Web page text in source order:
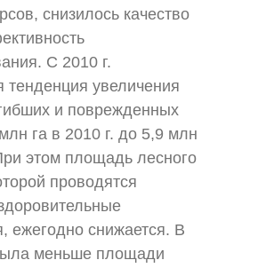
снизилось качество
С 2010 г.
тенденция увеличения
и поврежденных
га в 2010 г. до 5,9 млн
этом площадь лесного
проводятся
ежегодно снижается. В
меньше площади